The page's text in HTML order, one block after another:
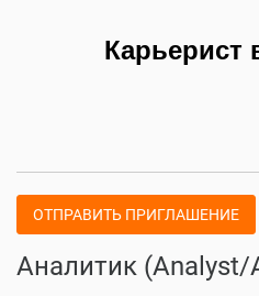
Карьерист
ОТПРАВИТЬ ПРИГЛАШЕНИЕ
Аналитик (Analyst/